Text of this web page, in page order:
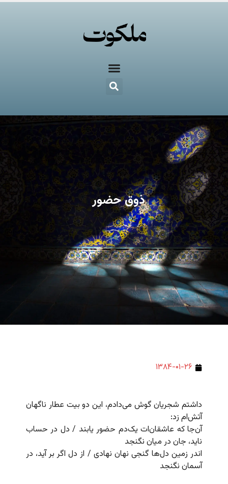
ذوق حضور
۱۳۸۴-۰۱-۲۶
داشتم شجریان گوش می‌دادم، این دو بیت عطار ناگهان
آتش‌ام زد:
آن‌جا که عاشقان‌ات یک‌دم حضور یابند / دل در حساب
ناید، جان در میان نگنجد
اندر زمین دل‌ها گنجی نهان نهادی / از دل اگر بر آید، در
آسمان نگنجد